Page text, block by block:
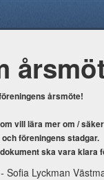
årsmöte!
vill lära mer om /
föreningens stadgar.
ska vara klara
Sofia Lyckman